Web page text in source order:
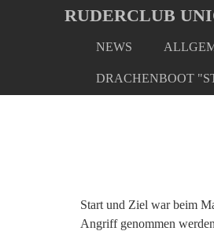
Oops, an error occurred! Code:
main
RUDERCLUB
NEWS
DRACHENBOOT
here:
Start und Ziel war beim
Angriff genommen